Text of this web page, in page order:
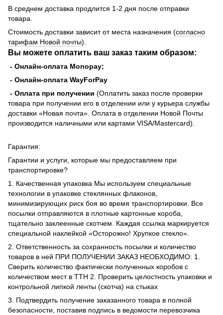
В среднем доставка продлится 1-2 дня после отправки
товара.
Стоимость доставки зависит от места назначения (согласно
тарифам Новой почты).
Вы можете оплатить ваш заказ таким образом:
- Онлайн-оплата Monopay;
- Онлайн-оплата WayForPay
- Оплата при получении (Оплатить заказ после проверки
товара при получении его в отделении или у курьера службы
доставки «Новая почта». Оплата в отделении Новой Почты
производится наличными или картами VISA/Mastercard).
Гарантия:
Гарантии и услуги, которые мы предоставляем при
транспортировке?
1. Качественная упаковка Мы используем специальные
технологии в упаковке стеклянных флаконов,
минимизирующих риск боя во время транспортировки. Все
посылки отправляются в плотные картонные короба,
тщательно заклеенные скотчем. Каждая ссылка маркируется
специальной наклейкой «Осторожно! Хрупкое стекло».
2. Ответственность за сохранность посылки и количество
товаров в ней ПРИ ПОЛУЧЕНИИ ЗАКАЗ НЕОБХОДИМО: 1.
Сверить количество фактически полученных коробов с
количеством мест в ТТН 2. Проверить целостность упаковки и
контрольной липкой ленты (скотча) на стыках
3. Подтвердить получение заказанного товара в полной
безопасности, поставив подпись в ведомости перевозчика